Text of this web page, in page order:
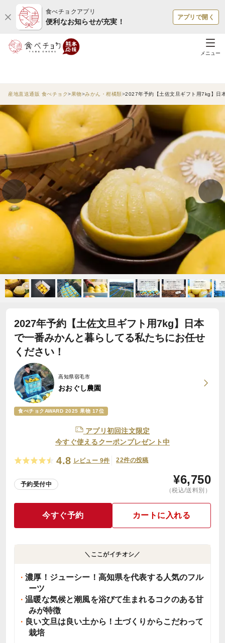
食べチョクアプリ
便利なお知らせが充実！
アプリで開く
メニュー
産地直送通販 食べチョク 果物 みかん・柑橘類 2027年予約【土佐文旦ギフト用7kg】日
2027年予約【土佐文旦ギフト用7kg】日本
で一番みかんと暮らしてる私たちにお任せ
ください！
高知県宿毛市
おおぐし農園
食べチョクAWARD 2025 果物 17位
アプリ初回注文限定
今すぐ使えるクーポンプレゼント中
4.8 レビュー 9件 22件の投稿
予約受付中 ¥6,750
（税込/送料別）
今すぐ予約 カートに入れる
＼ここがイチオシ／
濃厚！ジューシー！高知県を代表する人気のフル
ーツ
温暖な気候と潮風を浴びて生まれるコクのある甘
みが特徴
良い文旦は良い土から！土づくりからこだわって
栽培